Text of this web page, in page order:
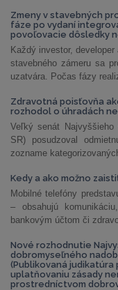
Zmeny v stavebných
fáze po vydaní
povoľovacie dôsledky
Každý investor,
stavebného zámeru sa
uzatvára. Počas fázy
Zdravotná poisťovňa
rozhodol o úhradách
Veľký senát Najvyššieho
SR) posudzoval
zozname
Kedy a ako možno
Mobilné telefóny
– obsahujú
bankovým účtom či
Nové rozhodnutie
dobromyseľného
(Publikovaná judikatúra
uplatňovaniu zásady
prostredníctvom